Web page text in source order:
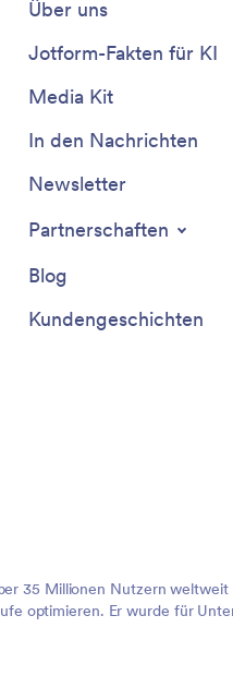
Über uns
Jotform-Fakten für KI
Media Kit
In den Nachrichten
Newsletter
Partnerschaften
Blog
Kundengeschichten
35 Millionen Nutzern
optimieren. Er wurde für